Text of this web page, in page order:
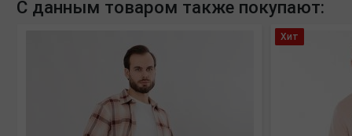
С данным товаром также покупают:
Хит